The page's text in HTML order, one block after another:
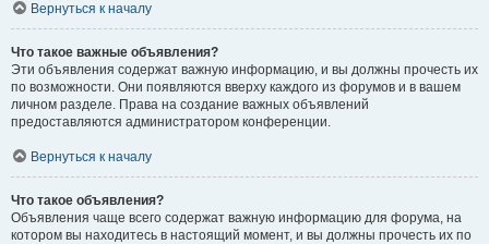
Вернуться к началу
Что такое важные объявления?
Эти объявления содержат важную информацию, и вы должны прочесть их
по возможности. Они появляются вверху каждого из форумов и в вашем
личном разделе. Права на создание важных объявлений
предоставляются администратором конференции.
Вернуться к началу
Что такое объявления?
Объявления чаще всего содержат важную информацию для форума, на
котором вы находитесь в настоящий момент, и вы должны прочесть их по